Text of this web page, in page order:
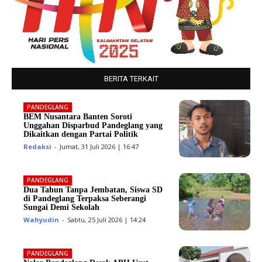
BERITA TERKAIT
PANDEGLANG
BEM Nusantara Banten Soroti
Unggahan Disparbud Pandeglang yang
Dikaitkan dengan Partai Politik
Redaksi - Jumat, 31 Juli 2026 | 16:47
PANDEGLANG
Dua Tahun Tanpa Jembatan, Siswa SD
di Pandeglang Terpaksa Seberangi
Sungai Demi Sekolah
Wahyudin - Sabtu, 25 Juli 2026 | 14:24
PANDEGLANG